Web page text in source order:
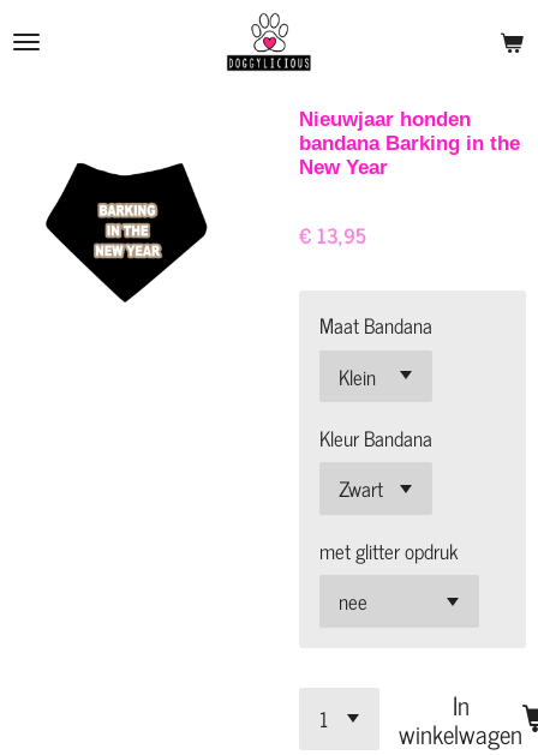
direct
Nieuwjaar honden
bandana Barking in the
New Year
€ 13,95
Maat Bandana
Kleur Bandana
met glitter opdruk
In
winkelwagen